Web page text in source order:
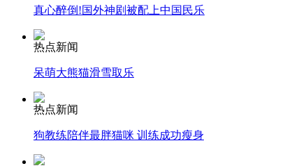
纽约上演“枕头大战”
司机酒驾遇交警 急速倒车逃窜
真心醉倒!国外神剧被配上中国民乐
热点新闻
呆萌大熊猫滑雪取乐
热点新闻
狗教练陪伴最胖猫咪 训练成功瘦身